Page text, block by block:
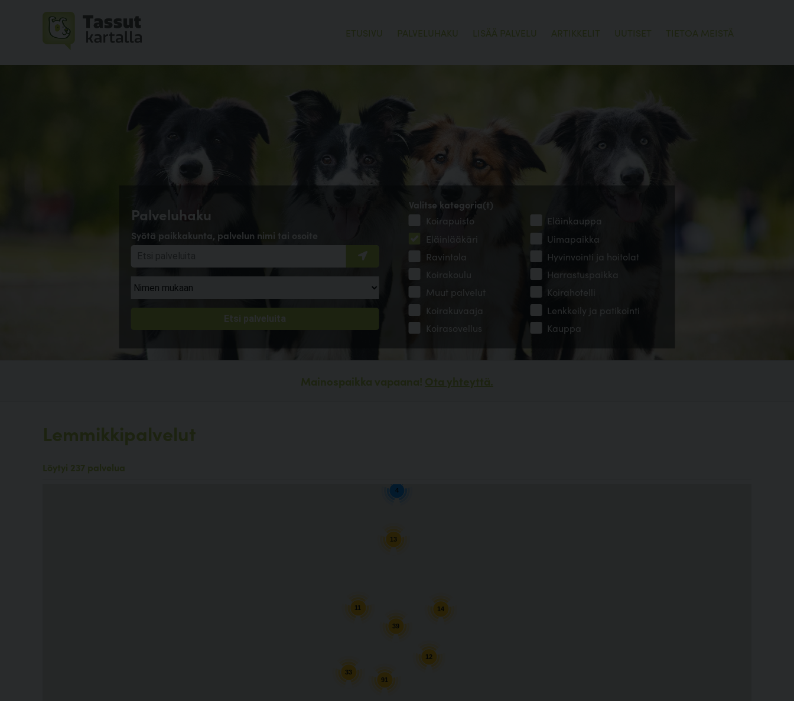
ETUSIVU PALVELUHAKU LISÄÄ PALVELU ARTIKKELIT UUTISET TIETOA MEISTÄ
Palveluhaku
Syötä paikkakunta, palvelun nimi tai osoite
Valitse kategoria(t)
Koirapuisto
Eläinkauppa
Eläinlääkäri
Uimapaikka
Ravintola
Hyvinvointi ja hoitolat
Koirakoulu
Harrastuspaikka
Muut palvelut
Koirahotelli
Koirakuvaaja
Lenkkeily ja patikointi
Koirasovellus
Kauppa
Mainospaikka vapaana! Ota yhteyttä.
Lemmikkipalvelut
Löytyi 237 palvelua
91
33
12
11
39
13
14
4